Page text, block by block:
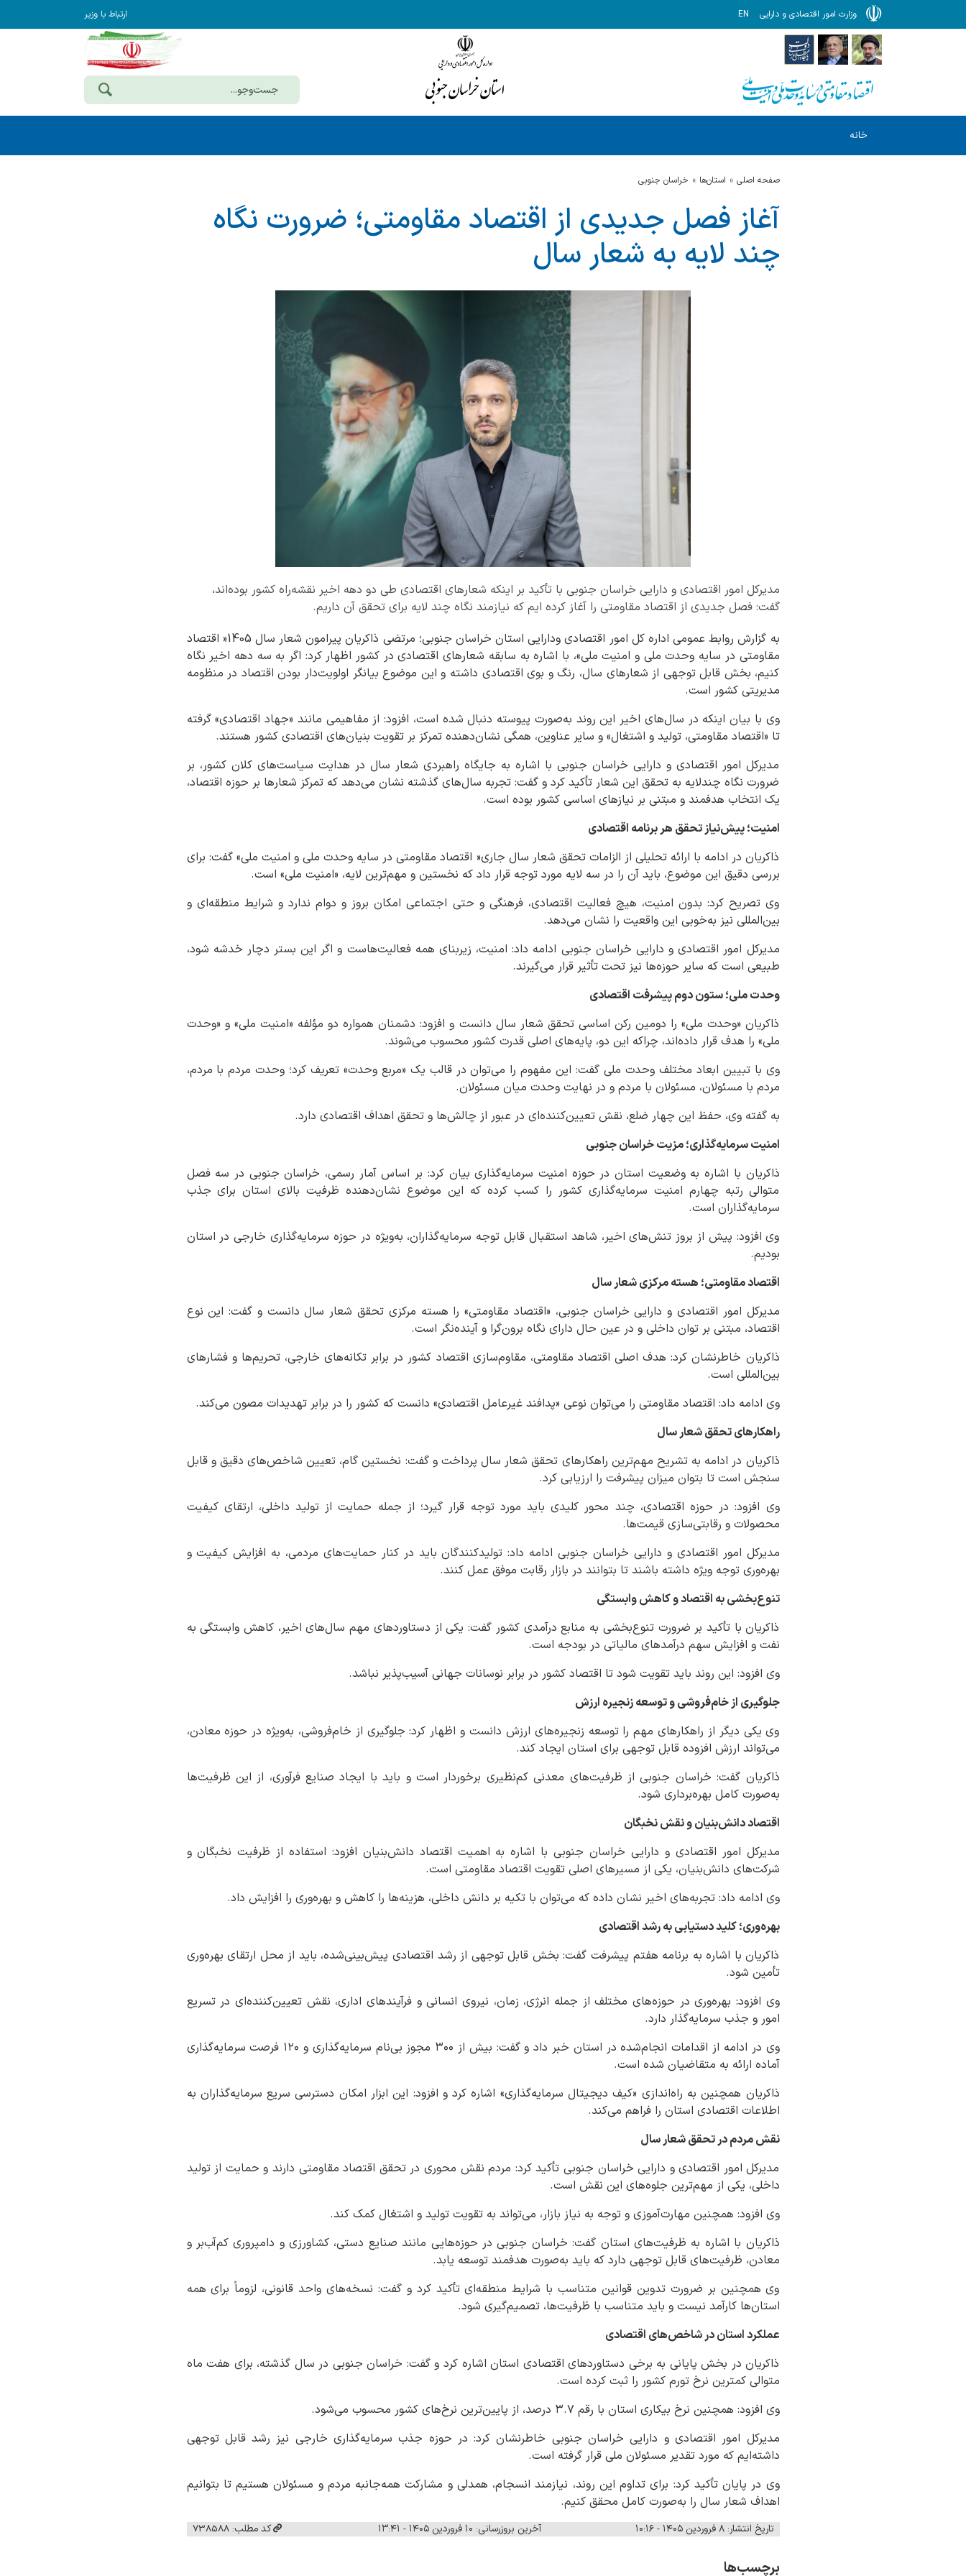
وزارت امور اقتصادی و دارایی EN ارتباط با وزیر
خانه
صفحه اصلی استان‌ها خراسان جنوبي
آغاز فصل جدیدی از اقتصاد مقاومتی؛ ضرورت نگاه
چند لایه به شعار سال
مدیرکل امور اقتصادی و دارایی خراسان جنوبی با تأکید بر اینکه شعارهای اقتصادی طی دو دهه اخیر نقشه‌راه کشور بوده‌اند،
گفت: فصل جدیدی از اقتصاد مقاومتی را آغاز کرده ایم که نیازمند نگاه چند لایه برای تحقق آن داریم.
به گزارش روابط عمومی اداره کل امور اقتصادی ودارایی استان خراسان جنوبی؛ مرتضی ذاکریان پیرامون شعار سال 1405« اقتصاد
مقاومتی در سایه وحدت ملی و امنیت ملی»، با اشاره به سابقه شعارهای اقتصادی در کشور اظهار کرد: اگر به سه دهه اخیر نگاه
کنیم، بخش قابل توجهی از شعارهای سال، رنگ و بوی اقتصادی داشته و این موضوع بیانگر اولویت‌دار بودن اقتصاد در منظومه
مدیریتی کشور است.
وی با بیان اینکه در سال‌های اخیر این روند به‌صورت پیوسته دنبال شده است، افزود: از مفاهیمی مانند «جهاد اقتصادی» گرفته
تا «اقتصاد مقاومتی، تولید و اشتغال» و سایر عناوین، همگی نشان‌دهنده تمرکز بر تقویت بنیان‌های اقتصادی کشور هستند.
مدیرکل امور اقتصادی و دارایی خراسان جنوبی با اشاره به جایگاه راهبردی شعار سال در هدایت سیاست‌های کلان کشور، بر
ضرورت نگاه چندلایه به تحقق این شعار تأکید کرد و گفت: تجربه سال‌های گذشته نشان می‌دهد که تمرکز شعارها بر حوزه اقتصاد،
یک انتخاب هدفمند و مبتنی بر نیازهای اساسی کشور بوده است.
امنیت؛ پیش‌نیاز تحقق هر برنامه اقتصادی
ذاکریان در ادامه با ارائه تحلیلی از الزامات تحقق شعار سال جاری« اقتصاد مقاومتی در سایه وحدت ملی و امنیت ملی» گفت: برای
بررسی دقیق این موضوع، باید آن را در سه لایه مورد توجه قرار داد که نخستین و مهم‌ترین لایه، «امنیت ملی» است.
وی تصریح کرد: بدون امنیت، هیچ فعالیت اقتصادی، فرهنگی و حتی اجتماعی امکان بروز و دوام ندارد و شرایط منطقه‌ای و
بین‌المللی نیز به‌خوبی این واقعیت را نشان می‌دهد.
مدیرکل امور اقتصادی و دارایی خراسان جنوبی ادامه داد: امنیت، زیربنای همه فعالیت‌هاست و اگر این بستر دچار خدشه شود،
طبیعی است که سایر حوزه‌ها نیز تحت تأثیر قرار می‌گیرند.
وحدت ملی؛ ستون دوم پیشرفت اقتصادی
ذاکریان «وحدت ملی» را دومین رکن اساسی تحقق شعار سال دانست و افزود: دشمنان همواره دو مؤلفه «امنیت ملی» و «وحدت
ملی» را هدف قرار داده‌اند، چراکه این دو، پایه‌های اصلی قدرت کشور محسوب می‌شوند.
وی با تبیین ابعاد مختلف وحدت ملی گفت: این مفهوم را می‌توان در قالب یک «مربع وحدت» تعریف کرد؛ وحدت مردم با مردم،
مردم با مسئولان، مسئولان با مردم و در نهایت وحدت میان مسئولان.
به گفته وی، حفظ این چهار ضلع، نقش تعیین‌کننده‌ای در عبور از چالش‌ها و تحقق اهداف اقتصادی دارد.
امنیت سرمایه‌گذاری؛ مزیت خراسان جنوبی
ذاکریان با اشاره به وضعیت استان در حوزه امنیت سرمایه‌گذاری بیان کرد: بر اساس آمار رسمی، خراسان جنوبی در سه فصل
متوالی رتبه چهارم امنیت سرمایه‌گذاری کشور را کسب کرده که این موضوع نشان‌دهنده ظرفیت بالای استان برای جذب
سرمایه‌گذاران است.
وی افزود: پیش از بروز تنش‌های اخیر، شاهد استقبال قابل توجه سرمایه‌گذاران، به‌ویژه در حوزه سرمایه‌گذاری خارجی در استان
بودیم.
اقتصاد مقاومتی؛ هسته مرکزی شعار سال
مدیرکل امور اقتصادی و دارایی خراسان جنوبی، «اقتصاد مقاومتی» را هسته مرکزی تحقق شعار سال دانست و گفت: این نوع
اقتصاد، مبتنی بر توان داخلی و در عین حال دارای نگاه برون‌گرا و آینده‌نگر است.
ذاکریان خاطرنشان کرد: هدف اصلی اقتصاد مقاومتی، مقاوم‌سازی اقتصاد کشور در برابر تکانه‌های خارجی، تحریم‌ها و فشارهای
بین‌المللی است.
وی ادامه داد: اقتصاد مقاومتی را می‌توان نوعی «پدافند غیرعامل اقتصادی» دانست که کشور را در برابر تهدیدات مصون می‌کند.
راهکارهای تحقق شعار سال
ذاکریان در ادامه به تشریح مهم‌ترین راهکارهای تحقق شعار سال پرداخت و گفت: نخستین گام، تعیین شاخص‌های دقیق و قابل
سنجش است تا بتوان میزان پیشرفت را ارزیابی کرد.
وی افزود: در حوزه اقتصادی، چند محور کلیدی باید مورد توجه قرار گیرد؛ از جمله حمایت از تولید داخلی، ارتقای کیفیت
محصولات و رقابتی‌سازی قیمت‌ها.
مدیرکل امور اقتصادی و دارایی خراسان جنوبی ادامه داد: تولیدکنندگان باید در کنار حمایت‌های مردمی، به افزایش کیفیت و
بهره‌وری توجه ویژه داشته باشند تا بتوانند در بازار رقابت موفق عمل کنند.
تنوع‌بخشی به اقتصاد و کاهش وابستگی
ذاکریان با تأکید بر ضرورت تنوع‌بخشی به منابع درآمدی کشور گفت: یکی از دستاوردهای مهم سال‌های اخیر، کاهش وابستگی به
نفت و افزایش سهم درآمدهای مالیاتی در بودجه است.
وی افزود: این روند باید تقویت شود تا اقتصاد کشور در برابر نوسانات جهانی آسیب‌پذیر نباشد.
جلوگیری از خام‌فروشی و توسعه زنجیره ارزش
وی یکی دیگر از راهکارهای مهم را توسعه زنجیره‌های ارزش دانست و اظهار کرد: جلوگیری از خام‌فروشی، به‌ویژه در حوزه معادن،
می‌تواند ارزش افزوده قابل توجهی برای استان ایجاد کند.
ذاکریان گفت: خراسان جنوبی از ظرفیت‌های معدنی کم‌نظیری برخوردار است و باید با ایجاد صنایع فرآوری، از این ظرفیت‌ها
به‌صورت کامل بهره‌برداری شود.
اقتصاد دانش‌بنیان و نقش نخبگان
مدیرکل امور اقتصادی و دارایی خراسان جنوبی با اشاره به اهمیت اقتصاد دانش‌بنیان افزود: استفاده از ظرفیت نخبگان و
شرکت‌های دانش‌بنیان، یکی از مسیرهای اصلی تقویت اقتصاد مقاومتی است.
وی ادامه داد: تجربه‌های اخیر نشان داده که می‌توان با تکیه بر دانش داخلی، هزینه‌ها را کاهش و بهره‌وری را افزایش داد.
بهره‌وری؛ کلید دستیابی به رشد اقتصادی
ذاکریان با اشاره به برنامه هفتم پیشرفت گفت: بخش قابل توجهی از رشد اقتصادی پیش‌بینی‌شده، باید از محل ارتقای بهره‌وری
تأمین شود.
وی افزود: بهره‌وری در حوزه‌های مختلف از جمله انرژی، زمان، نیروی انسانی و فرآیندهای اداری، نقش تعیین‌کننده‌ای در تسریع
امور و جذب سرمایه‌گذار دارد.
وی در ادامه از اقدامات انجام‌شده در استان خبر داد و گفت: بیش از ۳۰۰ مجوز بی‌نام سرمایه‌گذاری و ۱۲۰ فرصت سرمایه‌گذاری
آماده ارائه به متقاضیان شده است.
ذاکریان همچنین به راه‌اندازی «کیف دیجیتال سرمایه‌گذاری» اشاره کرد و افزود: این ابزار امکان دسترسی سریع سرمایه‌گذاران به
اطلاعات اقتصادی استان را فراهم می‌کند.
نقش مردم در تحقق شعار سال
مدیرکل امور اقتصادی و دارایی خراسان جنوبی تأکید کرد: مردم نقش محوری در تحقق اقتصاد مقاومتی دارند و حمایت از تولید
داخلی، یکی از مهم‌ترین جلوه‌های این نقش است.
وی افزود: همچنین مهارت‌آموزی و توجه به نیاز بازار، می‌تواند به تقویت تولید و اشتغال کمک کند.
ذاکریان با اشاره به ظرفیت‌های استان گفت: خراسان جنوبی در حوزه‌هایی مانند صنایع دستی، کشاورزی و دامپروری کم‌آب‌بر و
معادن، ظرفیت‌های قابل توجهی دارد که باید به‌صورت هدفمند توسعه یابد.
وی همچنین بر ضرورت تدوین قوانین متناسب با شرایط منطقه‌ای تأکید کرد و گفت: نسخه‌های واحد قانونی، لزوماً برای همه
استان‌ها کارآمد نیست و باید متناسب با ظرفیت‌ها، تصمیم‌گیری شود.
عملکرد استان در شاخص‌های اقتصادی
ذاکریان در بخش پایانی به برخی دستاوردهای اقتصادی استان اشاره کرد و گفت: خراسان جنوبی در سال گذشته، برای هفت ماه
متوالی کمترین نرخ تورم کشور را ثبت کرده است.
وی افزود: همچنین نرخ بیکاری استان با رقم ۳.۷ درصد، از پایین‌ترین نرخ‌های کشور محسوب می‌شود.
مدیرکل امور اقتصادی و دارایی خراسان جنوبی خاطرنشان کرد: در حوزه جذب سرمایه‌گذاری خارجی نیز رشد قابل توجهی
داشته‌ایم که مورد تقدیر مسئولان ملی قرار گرفته است.
وی در پایان تأکید کرد: برای تداوم این روند، نیازمند انسجام، همدلی و مشارکت همه‌جانبه مردم و مسئولان هستیم تا بتوانیم
اهداف شعار سال را به‌صورت کامل محقق کنیم.
تاریخ انتشار: ۸ فروردین ۱۴۰۵ - ۱۰:۱۶ آخرین بروزرسانی: ۱۰ فروردین ۱۴۰۵ - ۱۳:۴۱ کد مطلب: 738588
برچسب‌ها